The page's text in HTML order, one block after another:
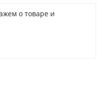
о товаре и